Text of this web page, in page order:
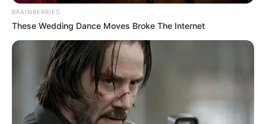
BRAINBERRIES
These Wedding Dance Moves Broke The Internet